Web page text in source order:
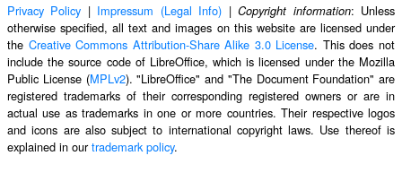
Privacy Policy | Impressum (Legal Info) |Copyright information: Unless
otherwise specified, all text and images on this website are licensed under
the Creative Commons Attribution-Share Alike 3.0 License. This does not
include the source code of LibreOffice, which is licensed under the Mozilla
Public License (MPLv2). "LibreOffice" and "The Document Foundation" are
registered trademarks of their corresponding registered owners or are in
actual use as trademarks in one or more countries. Their respective logos
and icons are also subject to international copyright laws. Use thereof is
explained in ourtrademark policy.